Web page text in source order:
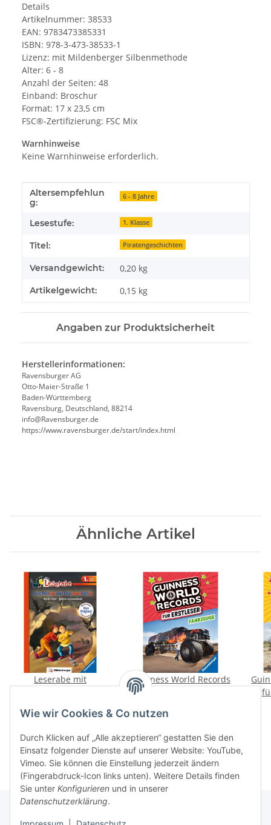
Wie wir Cookies & Co nutzen
Durch Klicken auf „Alle akzeptieren“ gestatten Sie den
Einsatz folgender Dienste auf unserer Website: YouTube,
Vimeo. Sie können die Einstellung jederzeit ändern
(Fingerabdruck-Icon links unten). Weitere Details finden
Sie unter Konfigurieren und in unserer
Datenschutzerklärung.
Details
Artikelnummer: 38533
EAN: 9783473385331
ISBN: 978-3-473-38533-1
Lizenz: mit Mildenberger Silbenmethode
Alter: 6 - 8
Anzahl der Seiten: 48
Einband: Broschur
Format: 17 x 23,5 cm
FSC®-Zertifizierung: FSC Mix
Warnhinweise
Keine Warnhinweise erforderlich.
Produkteigenschaft
Wert
Altersempfehlun
g:
6 - 8 Jahre
Lesestufe: 1. Klasse
Titel: Piratengeschichten
Versandgewicht: 0,20 kg
Artikelgewicht: 0,15 kg
Angaben zur Produktsicherheit
Herstellerinformationen:
Ravensburger AG
Otto-Maier-Straße 1
Baden-Württemberg
Ravensburg, Deutschland, 88214
info@Ravensburger.de
https://www.ravensburger.de/start/index.html
Ähnliche Artikel
Leserabe mit
Rätsel der Drachenhöhle
Guinness World Records
für Erstleser - Fahrzeuge